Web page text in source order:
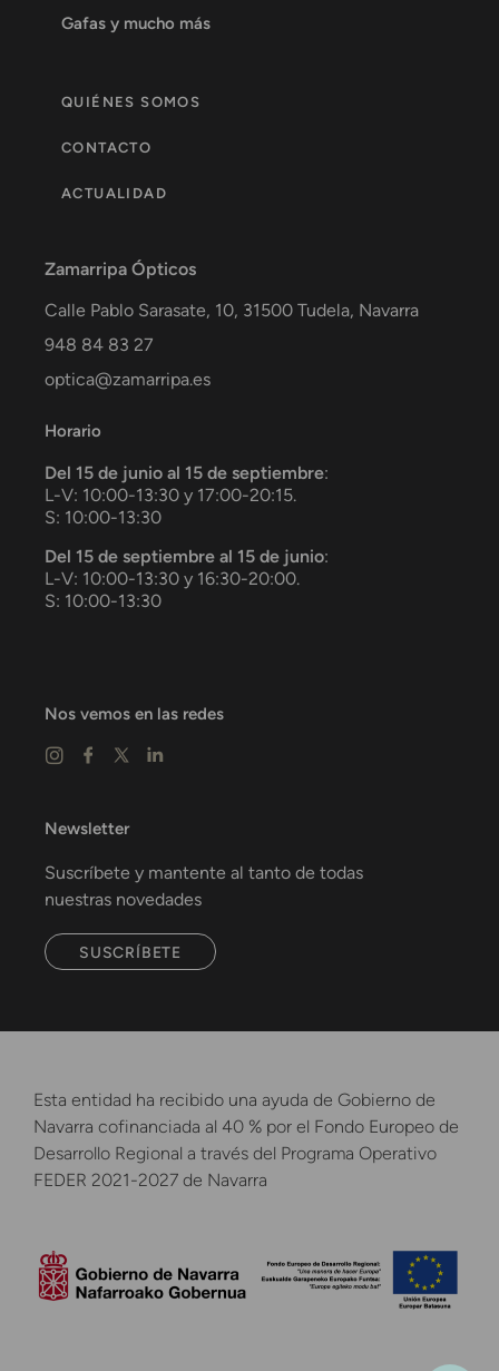
Gafas y mucho más
QUIÉNES SOMOS
CONTACTO
ACTUALIDAD
Zamarripa Ópticos
Calle Pablo Sarasate, 10, 31500 Tudela, Navarra
948 84 83 27
optica@zamarripa.es
Horario
Del 15 de junio al 15 de septiembre:
L-V: 10:00-13:30 y 17:00-20:15.
S: 10:00-13:30
Del 15 de septiembre al 15 de junio:
L-V: 10:00-13:30 y 16:30-20:00.
S: 10:00-13:30
Nos vemos en las redes
Newsletter
Suscríbete y mantente al tanto de todas
nuestras novedades
SUSCRÍBETE
Esta entidad ha recibido una ayuda de Gobierno de
Navarra cofinanciada al 40 % por el Fondo Europeo de
Desarrollo Regional a través del Programa Operativo
FEDER 2021-2027 de Navarra